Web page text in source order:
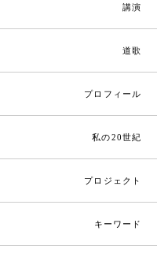
講演
道歌
プロフィール
私の20世紀
プロジェクト
キーワード